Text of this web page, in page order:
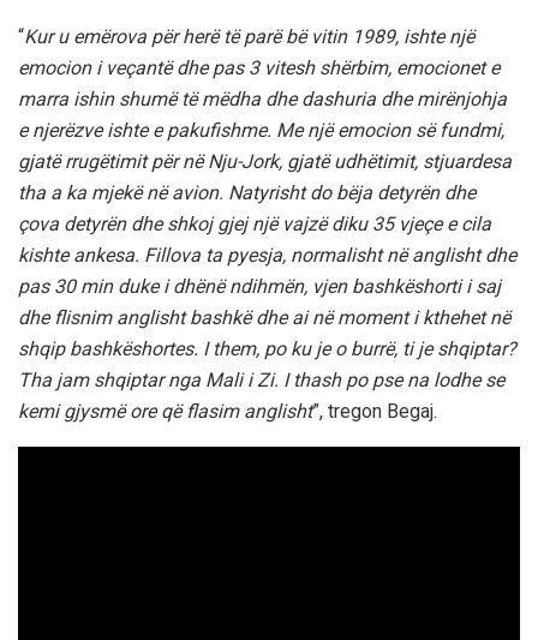
“Kur u emërova për herë të parë bë vitin 1989, ishte një
emocion i veçantë dhe pas 3 vitesh shërbim, emocionet e
marra ishin shumë të mëdha dhe dashuria dhe mirënjohja
e njerëzve ishte e pakufishme. Me një emocion së fundmi,
gjatë rrugëtimit për në Nju-Jork, gjatë udhëtimit, stjuardesa
tha a ka mjekë në avion. Natyrisht do bëja detyrën dhe
çova detyrën dhe shkoj gjej një vajzë diku 35 vjeçe e cila
kishte ankesa. Fillova ta pyesja, normalisht në anglisht dhe
pas 30 min duke i dhënë ndihmën, vjen bashkëshorti i saj
dhe flisnim anglisht bashkë dhe ai në moment i kthehet në
shqip bashkëshortes. I them, po ku je o burrë, ti je shqiptar?
Tha jam shqiptar nga Mali i Zi. I thash po pse na lodhe se
kemi gjysmë ore që flasim anglisht”, tregon Begaj.